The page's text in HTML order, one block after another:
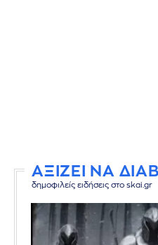
ΑΞΙΖΕΙ ΝΑ
δημοφιλείς ειδήσεις στο skai.gr